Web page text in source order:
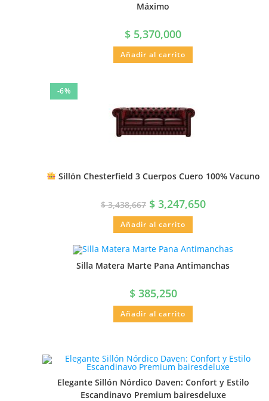
Máximo
$ 5,370,000
Añadir al carrito
-6%
Sillón Chesterfield 3 Cuerpos Cuero 100% Vacuno
$3,438,667 $3,247,650
Añadir al carrito
Silla Matera Marte Pana Antimanchas
$385,250
Añadir al carrito
Elegante Sillón Nórdico Daven: Confort y Estilo
Escandinavo Premium bairesdeluxe